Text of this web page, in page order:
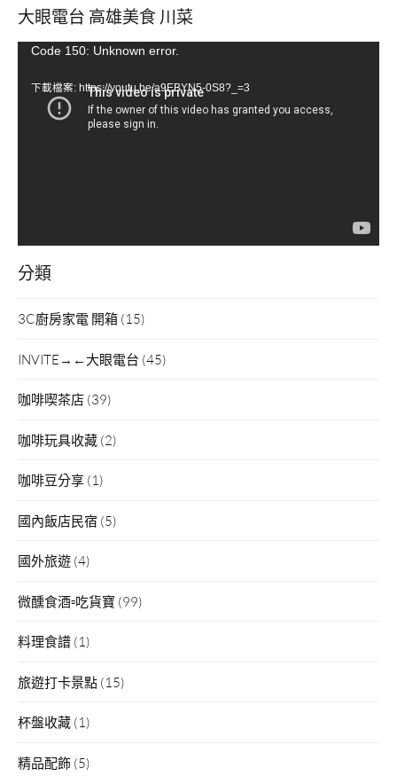
大眼電台 高雄美食 川菜
視Code 150: Unknown error.
下載檔案: https://youtu.be/a9EBYN5-0S8?_=3
分類
3C廚房家電 開箱 (15)
INVITE→←大眼電台 (45)
咖啡喫茶店 (39)
咖啡玩具收藏 (2)
咖啡豆分享 (1)
國內飯店民宿 (5)
國外旅遊 (4)
微醺食酒▫吃貨寶 (99)
料理食譜 (1)
旅遊打卡景點 (15)
杯盤收藏 (1)
精品配飾 (5)